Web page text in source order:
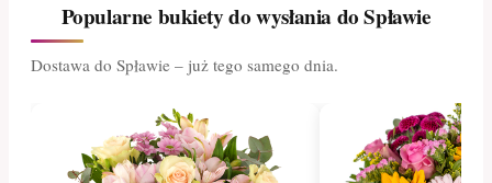
Popularne bukiety do wysłania do Spławie
Dostawa do Spławie – już tego samego dnia.